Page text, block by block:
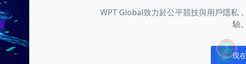
WPT Global致力於公平競技與用戶隱私
驗
現